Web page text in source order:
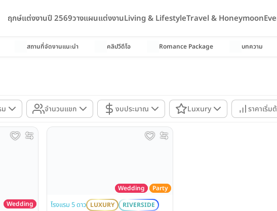
ฤกษ์แต่งงานปี 2569วางแผนแต่งงานLiving & LifestyleTravel & Honeymoon
สถานที่จัดงานแนะนำ คลิปวีดีโอ Romance Package บทความ
ม จำนวนแขก งบประมาณ Luxury ราคาเริ่
Wedding
Wedding Party
โรงแรม 5 ดาว LUXURY RIVERSIDE